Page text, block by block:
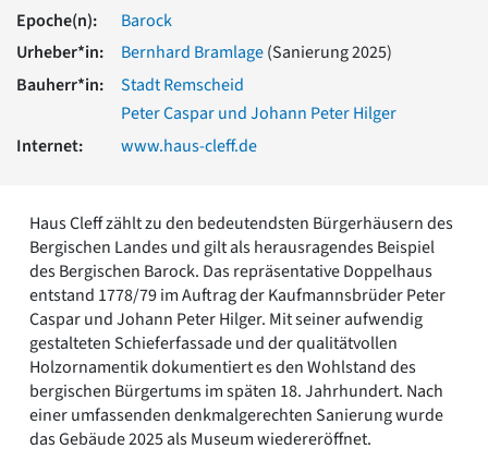
Romanik
Vorromanik
Römische Antike
Über uns
Über baukunst-nrw
Fachbeirat
Impressum
Datenschutz
Suchbegriff eingeben
Epoche(n):
Barock
Urheber*in:
Bernhard Bramlage(Sanierung 2025)
Bauherr*in:
Stadt Remscheid
Peter Caspar und Johann Peter Hilger
Internet:
www.haus-cleff.de
Haus Cleff zählt zu den bedeutendsten Bürgerhäusern des
Bergischen Landes und gilt als herausragendes Beispiel
des Bergischen Barock. Das repräsentative Doppelhaus
entstand 1778/79 im Auftrag der Kaufmannsbrüder Peter
Caspar und Johann Peter Hilger. Mit seiner aufwendig
gestalteten Schieferfassade und der qualitätvollen
Holzornamentik dokumentiert es den Wohlstand des
bergischen Bürgertums im späten 18. Jahrhundert. Nach
einer umfassenden denkmalgerechten Sanierung wurde
das Gebäude 2025 als Museum wiedereröffnet.